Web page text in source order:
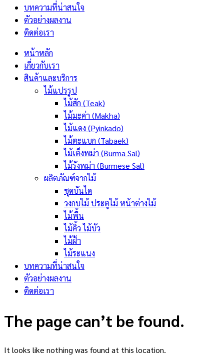
บทความที่น่าสนใจ
ตัวอย่างผลงาน
ติดต่อเรา
หน้าหลัก
เกี่ยวกับเรา
สินค้าและบริการ
ไม้แปรรูป
ไม้สัก (Teak)
ไม้มะค่า (Makha)
ไม้แดง (Pyinkado)
ไม้ตะแบก (Tabaek)
ไม้เต็งพม่า (Burma Sal)
ไม้รังพม่า (Burmese Sal)
ผลิตภัณฑ์จากไม้
ชุดบันได
วงกบไม้ ประตูไม้ หน้าต่างไม้
ไม้พื้น
ไม้คิ้ว ไม้บัว
ไม้ฝ้า
ไม้ระแนง
บทความที่น่าสนใจ
ตัวอย่างผลงาน
ติดต่อเรา
The page can’t be found.
It looks like nothing was found at this location.